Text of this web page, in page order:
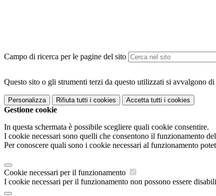
Campo di ricerca per le pagine del sito
Questo sito o gli strumenti terzi da questo utilizzati si avvalgono
Personalizza Rifiuta tutti i cookies Accetta tutti i cookies
Gestione cookie
In questa schermata è possibile scegliere quali cookie consentire.
I cookie necessari sono quelli che consentono il funzionamento
Per conoscere quali sono i cookie necessari al funzionamento
Cookie necessari per il funzionamento
I cookie necessari per il funzionamento non possono essere